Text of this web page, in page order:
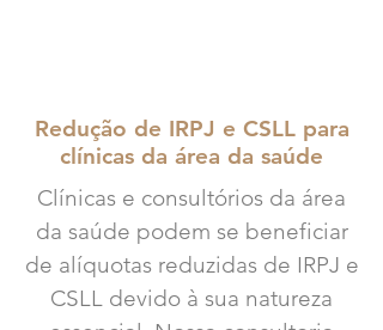
Redução de IRPJ e CSLL para
clínicas da área da saúde
Clínicas e consultórios da área
da saúde podem se beneficiar
de alíquotas reduzidas de IRPJ e
CSLL devido à sua natureza